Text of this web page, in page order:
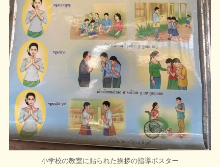
小学校の教室に貼られた挨拶の指導ポスター